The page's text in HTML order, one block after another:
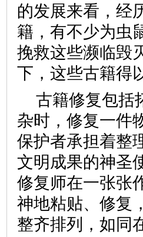
的发展来看，经
籍，有不少为虫
挽救这些濒临毁
下，这些古籍得
古籍修复包括
杂时，修复一件
保护者承担着整
文明成果的神圣
修复师在一张张
神地粘贴、修复
整齐排列，如同